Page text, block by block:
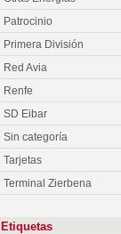
Patrocinio
Primera División
Red Avia
Renfe
SD Eibar
Sin categoría
Tarjetas
Terminal Zierbena
Etiquetas